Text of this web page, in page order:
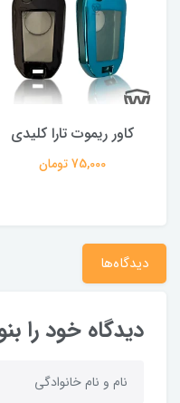
کاور ریموت تارا کلیدی
75,000 تومان
دیدگاه‌ها
دیدگاه خود را